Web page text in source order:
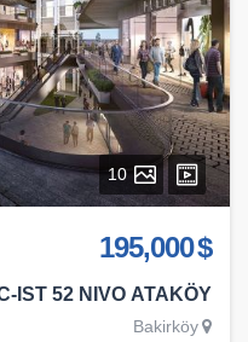
10
$ 195,000
IST 52 NIVO ATAKÖY
Bakirköy